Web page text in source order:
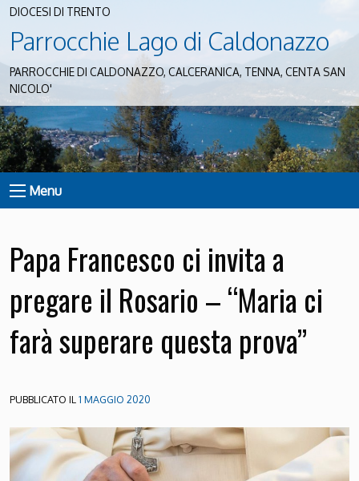
DIOCESI DI TRENTO
Parrocchie Lago di Caldonazzo
PARROCCHIE DI CALDONAZZO, CALCERANICA, TENNA, CENTA SAN
NICOLO'
Menu
Papa Francesco ci invita a
pregare il Rosario – “Maria ci
farà superare questa prova”
PUBBLICATO IL1 MAGGIO 2020